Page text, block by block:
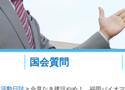
国会質問